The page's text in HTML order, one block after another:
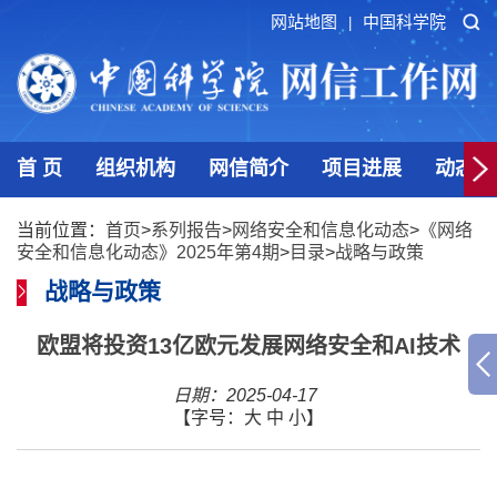
网站地图 中国科学院
首 页 组织机构 网信简介 项目进展 动态
当前位置： 首页>系列报告>网络安全和信息化动态> 《网络
安全和信息化动态》2025年第4期>目录>战略与政策
战略与政策
欧盟将投资13亿欧元发展网络安全和AI技术
日期：2025-04-17
【字号： 大 中 小】